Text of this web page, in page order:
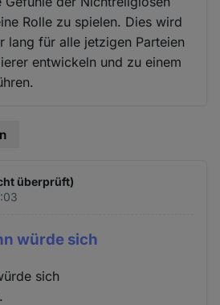
Rolle zu spielen. Dies wird
lang für alle jetzigen Parteien
entwickeln und zu einem
überprüft)
würde sich
sich